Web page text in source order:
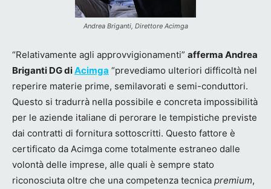
Andrea Briganti, Direttore Acimga
“Relativamente agli approvvigionamenti” afferma Andrea
Briganti DG diAcimga “prevediamo ulteriori difficoltà nel
reperire materie prime, semilavorati e semi-conduttori.
Questo si tradurrà nella possibile e concreta impossibilità
per le aziende italiane di perorare le tempistiche previste
dai contratti di fornitura sottoscritti. Questo fattore è
certificato da Acimga come totalmente estraneo dalle
volontà delle imprese, alle quali è sempre stato
riconosciuta oltre che una competenza tecnica premium,